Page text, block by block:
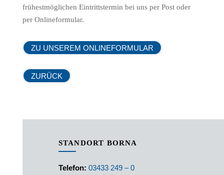
frühestmöglichen Eintrittstermin bei uns per Post oder
per Onlineformular.
ZU UNSEREM ONLINEFORMULAR
ZURÜCK
STANDORT BORNA
Telefon: 03433 249 – 0